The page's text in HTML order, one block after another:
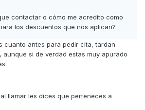
contactar o cómo me acredito como
los descuentos que nos aplican?
cuanto antes para pedir cita, tardan
aunque si de verdad estas muy apurado
llamar les dices que perteneces a